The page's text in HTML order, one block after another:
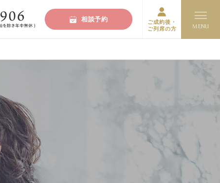
相談予約
ご成約後・
ご列席の方